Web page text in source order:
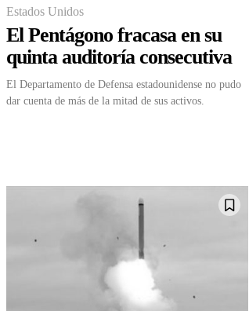
Estados Unidos
El Pentágono fracasa en su
quinta auditoría consecutiva
El Departamento de Defensa estadounidense no pudo
dar cuenta de más de la mitad de sus activos.